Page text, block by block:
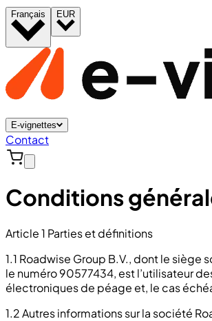
Français EUR
E-vignettes
Contact
Conditions
Article 1 Parties et définitions
1.1 Roadwise Group B.V., dont le
le numéro 90577434, est l’utilisateur
électroniques de péage et, le cas
1.2 Autres informations sur la société